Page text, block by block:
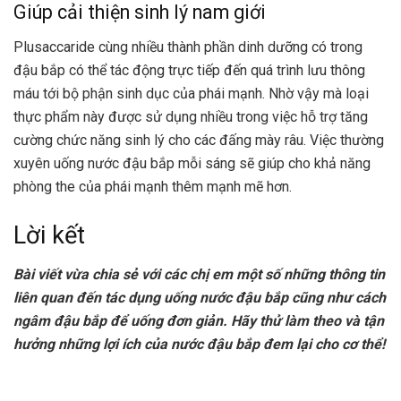
Giúp cải thiện sinh lý nam giới
Plusaccaride cùng nhiều thành phần dinh dưỡng có trong
đậu bắp có thể tác động trực tiếp đến quá trình lưu thông
máu tới bộ phận sinh dục của phái mạnh. Nhờ vậy mà loại
thực phẩm này được sử dụng nhiều trong việc hỗ trợ tăng
cường chức năng sinh lý cho các đấng mày râu. Việc thường
xuyên uống nước đậu bắp mỗi sáng sẽ giúp cho khả năng
phòng the của phái mạnh thêm mạnh mẽ hơn.
Lời kết
Bài viết vừa chia sẻ với các chị em một số những thông tin
liên quan đến tác dụng uống nước đậu bắp cũng như cách
ngâm đậu bắp để uống đơn giản. Hãy thử làm theo và tận
hưởng những lợi ích của nước đậu bắp đem lại cho cơ thể!